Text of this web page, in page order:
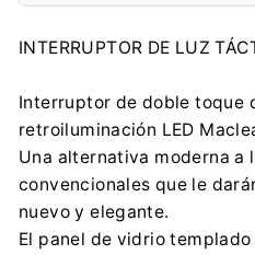
+48 32
Korfantego 7, 42-
INTERRUPTOR DE LUZ
Interruptor de doble toque
retroiluminación LED
Una alternativa moderna a
convencionales que le
nuevo y elegante.
El panel de vidrio